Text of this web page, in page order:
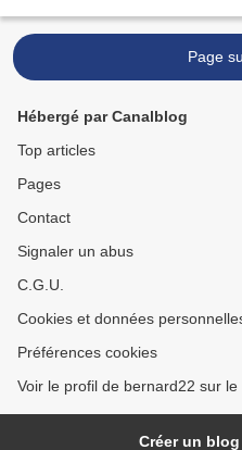
Page
Hébergé par Canalblog
Top articles
Pages
Contact
Signaler un abus
C.G.U.
Cookies et données
Préférences cookies
Voir le profil de bernard22 sur
Créer un